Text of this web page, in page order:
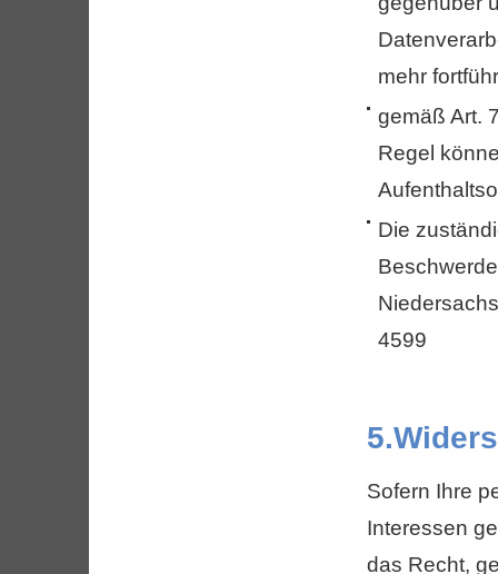
mehr
gemäß Art.
Regel
Die
4599
Sofern Ihre
Interessen
das Recht,